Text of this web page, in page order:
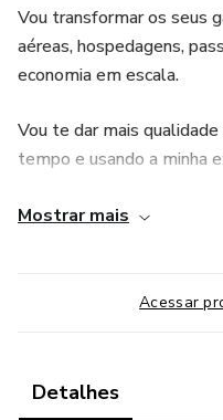
Vou transformar os seus
aéreas, hospedagens,
economia em escala.
Vou te dar mais
tempo e usando a minha
Vou utilizar os seus
O que está incluso no
Mostrar mais
Acessar
Detalhes